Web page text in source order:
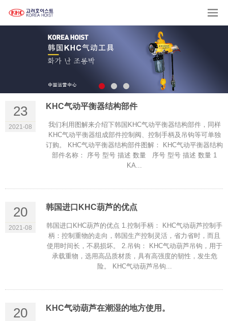
23
2021-08
KHC气动平衡器结构部件
我们利用图解来介绍下韩国KHC气动平衡器结构部件，同样
KHC气动平衡器组成部件控制阀、控制手柄及吊钩等可单独
订购。 KHC气动平衡器结构部件图解： KHC气动平衡器结构
部件名称： 序号 型号 描述 数量 序号 型号 描述 数量 1
KA...
20
2021-08
韩国进口KHC葫芦的优点
韩国进口KHC葫芦的优点 1.控制手柄： KHC气动葫芦控制手
柄：控制重物的走向，韩国生产控制灵活，省力省时，而且
使用时间长，不易损坏。 2.吊钩： KHC气动葫芦吊钩，用于
承载重物，选用高品质材质，具有高强度的韧性，发生危
险。 KHC气动葫芦吊钩...
20 KHC气动葫芦在潮湿的地方使用。